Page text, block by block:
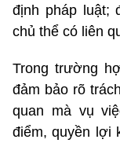
định pháp luật;
chủ thể có liên
Trong trường
đảm bảo rõ
quan mà vụ
điểm, quyền lợi